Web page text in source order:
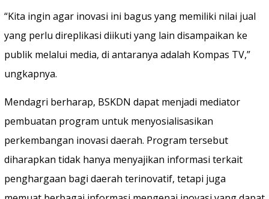
“Kita ingin agar inovasi ini bagus yang memiliki nilai jual
yang perlu direplikasi diikuti yang lain disampaikan ke
publik melalui media, di antaranya adalah Kompas TV,”
ungkapnya.
Mendagri berharap, BSKDN dapat menjadi mediator
pembuatan program untuk menyosialisasikan
perkembangan inovasi daerah. Program tersebut
diharapkan tidak hanya menyajikan informasi terkait
penghargaan bagi daerah terinovatif, tetapi juga